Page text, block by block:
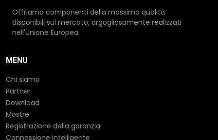
Offriamo componenti della massima qualità
disponibili sul mercato, orgogliosamente realizzati
nell'Unione Europea.
MENU
Chi siamo
Partner
Download
Mostre
Registrazione della garanzia
Connessione intelligente